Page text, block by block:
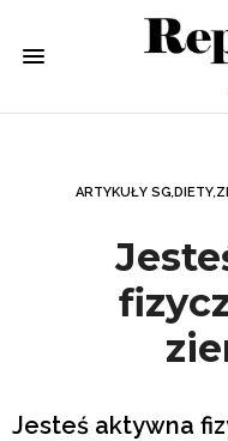
ARTYKUŁY SG,DIETY,
Jesteś aktywna